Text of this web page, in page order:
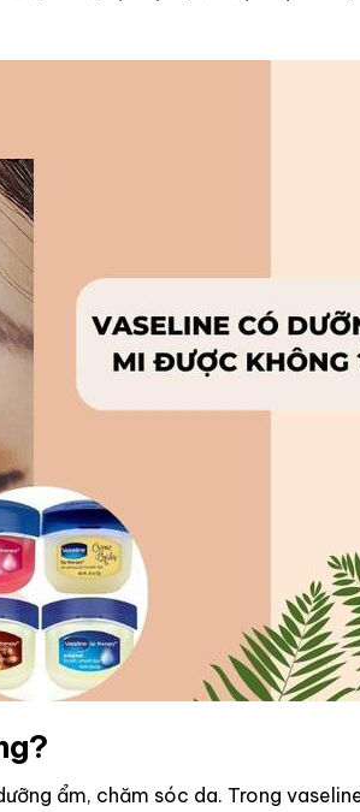
ẩm, chăm sóc da. Trong